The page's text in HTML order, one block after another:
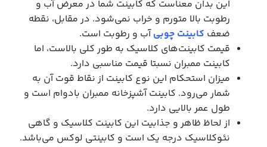
این بدان معناست که کابینت شما در معرض آب و
رطوبت بالا متورم و خراب نمی‌شود. در مقابل، نقطه
ضعف کابینت چوبی آب و رطوبت است.
قیمت کابینت‌های کلاسیک به طور کلی بالاست، اما
کابینت ممبران نسبتا قیمت مناسبی دارد.
میزان استحکام این نوع کابینت از نقاط قوت آن به
شمار می‌رود. کابینت آشپزخانه ممبران بادوام است و
طول عمر بالایی دارد.
از لحاظ ظاهر و جذابیت این کابینت کلاسیک و گاهی
نئوکلاسیک درجه یک است و کابینتی لوکس می‌باشد.